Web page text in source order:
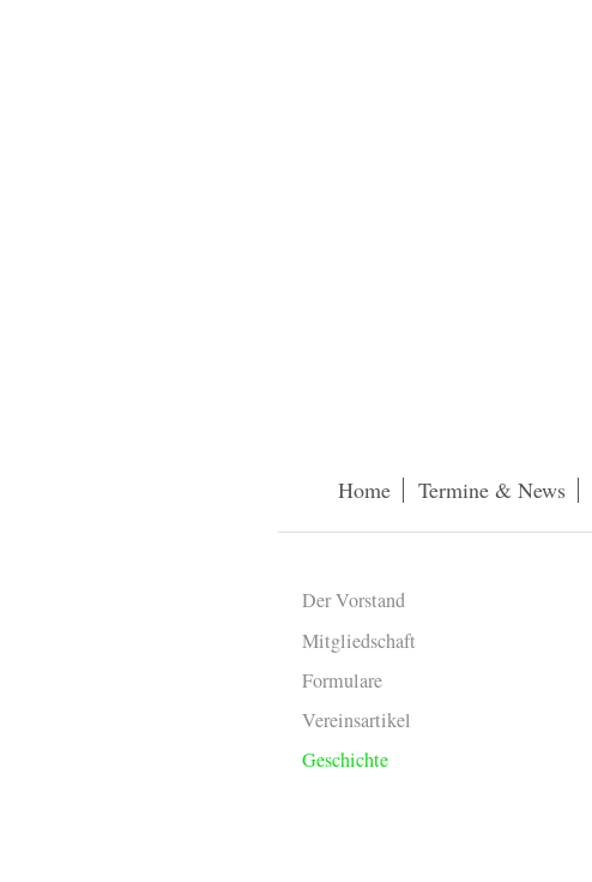
Home Termine & News
Der Vorstand
Mitgliedschaft
Formulare
Vereinsartikel
Geschichte